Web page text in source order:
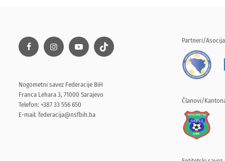
Nogometni savez Federacije BiH
Franca Lehara 3, 71000 Sarajevo
Telefon: +387 33 556 650
E-mail: federacija@nsfbih.ba
Partneri/
Članovi/